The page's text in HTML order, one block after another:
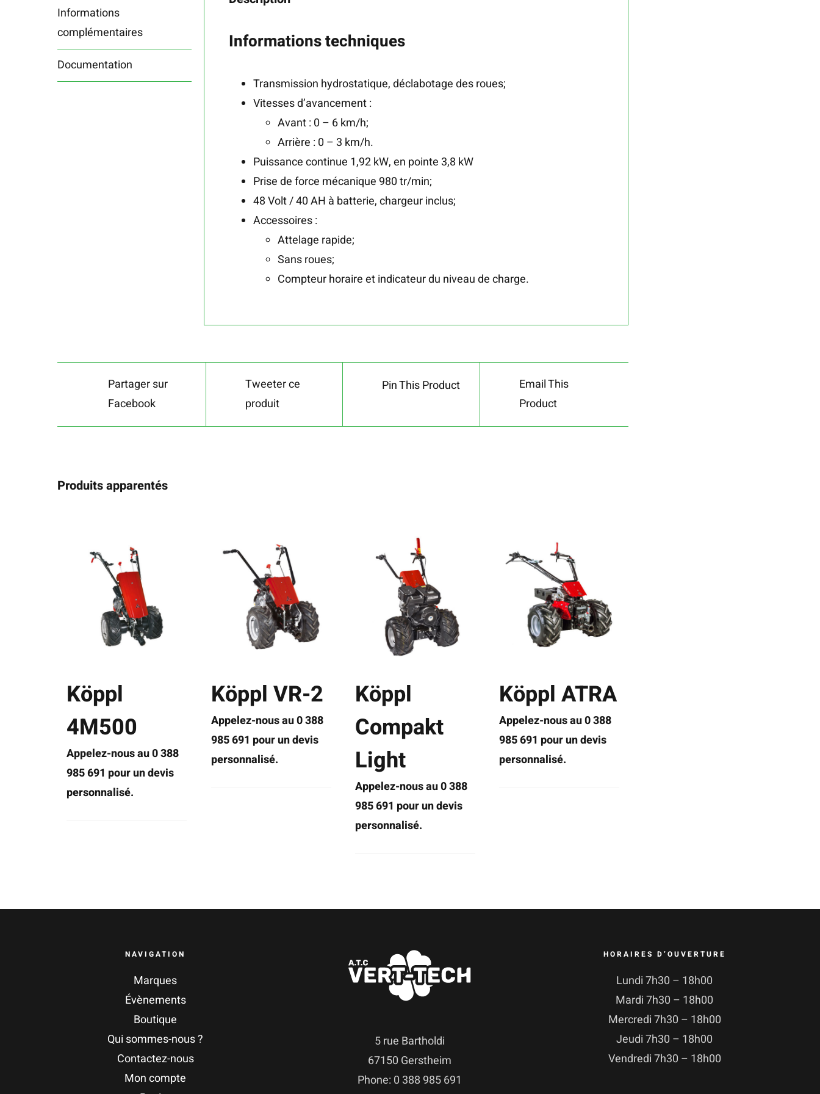
Informations
complémentaires
Documentation
Informations techniques
Transmission hydrostatique, déclabotage des roues;
Vitesses d’avancement :
Avant : 0 – 6 km/h;
Arrière : 0 – 3 km/h.
Puissance continue 1,92 kW, en pointe 3,8 kW
Prise de force mécanique 980 tr/min;
48 Volt / 40 AH à batterie, chargeur inclus;
Accessoires :
Attelage rapide;
Sans roues;
Compteur horaire et indicateur du niveau de charge.
Partager sur
Facebook
Tweeter ce
produit
Pin This Product
Email This
Product
Produits apparentés
Köppl
4M500
Appelez-nous au 0 388
985 691 pour un devis
personnalisé.
Köppl VR-2
Appelez-nous au 0 388
985 691 pour un devis
personnalisé.
Köppl
Compakt
Light
Appelez-nous au 0 388
985 691 pour un devis
personnalisé.
Köppl ATRA
Appelez-nous au 0 388
985 691 pour un devis
personnalisé.
NAVIGATION
Marques
Évènements
Boutique
Qui sommes-nous ?
Contactez-nous
Mon compte
5 rue Bartholdi
67150 Gerstheim
Phone: 0 388 985 691
HORAIRES D’OUVERTURE
Lundi 7h30 – 18h00
Mardi 7h30 – 18h00
Mercredi 7h30 – 18h00
Jeudi 7h30 – 18h00
Vendredi 7h30 – 18h00